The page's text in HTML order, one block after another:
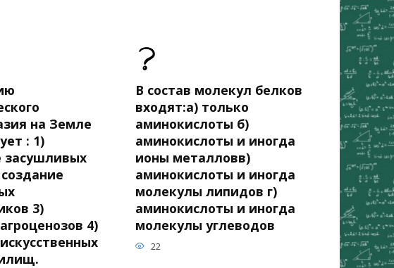
на Земле
: 1)
засушливых
3)
4)
В состав молекул белков
входят:а) только
аминокислоты б)
аминокислоты и иногда
ионы металловв)
аминокислоты и иногда
молекулы липидов г)
аминокислоты и иногда
молекулы углеводов
22